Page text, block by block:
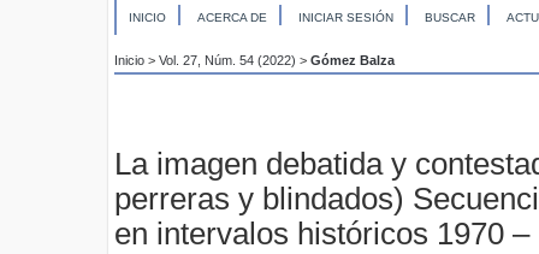
INICIO ACERCA DE INICIAR SESIÓN BUSCAR
Inicio > Vol. 27, Núm. 54 (2022) > Gómez Balza
La imagen debatida y
perreras y blindados)
en intervalos históricos 1970 –